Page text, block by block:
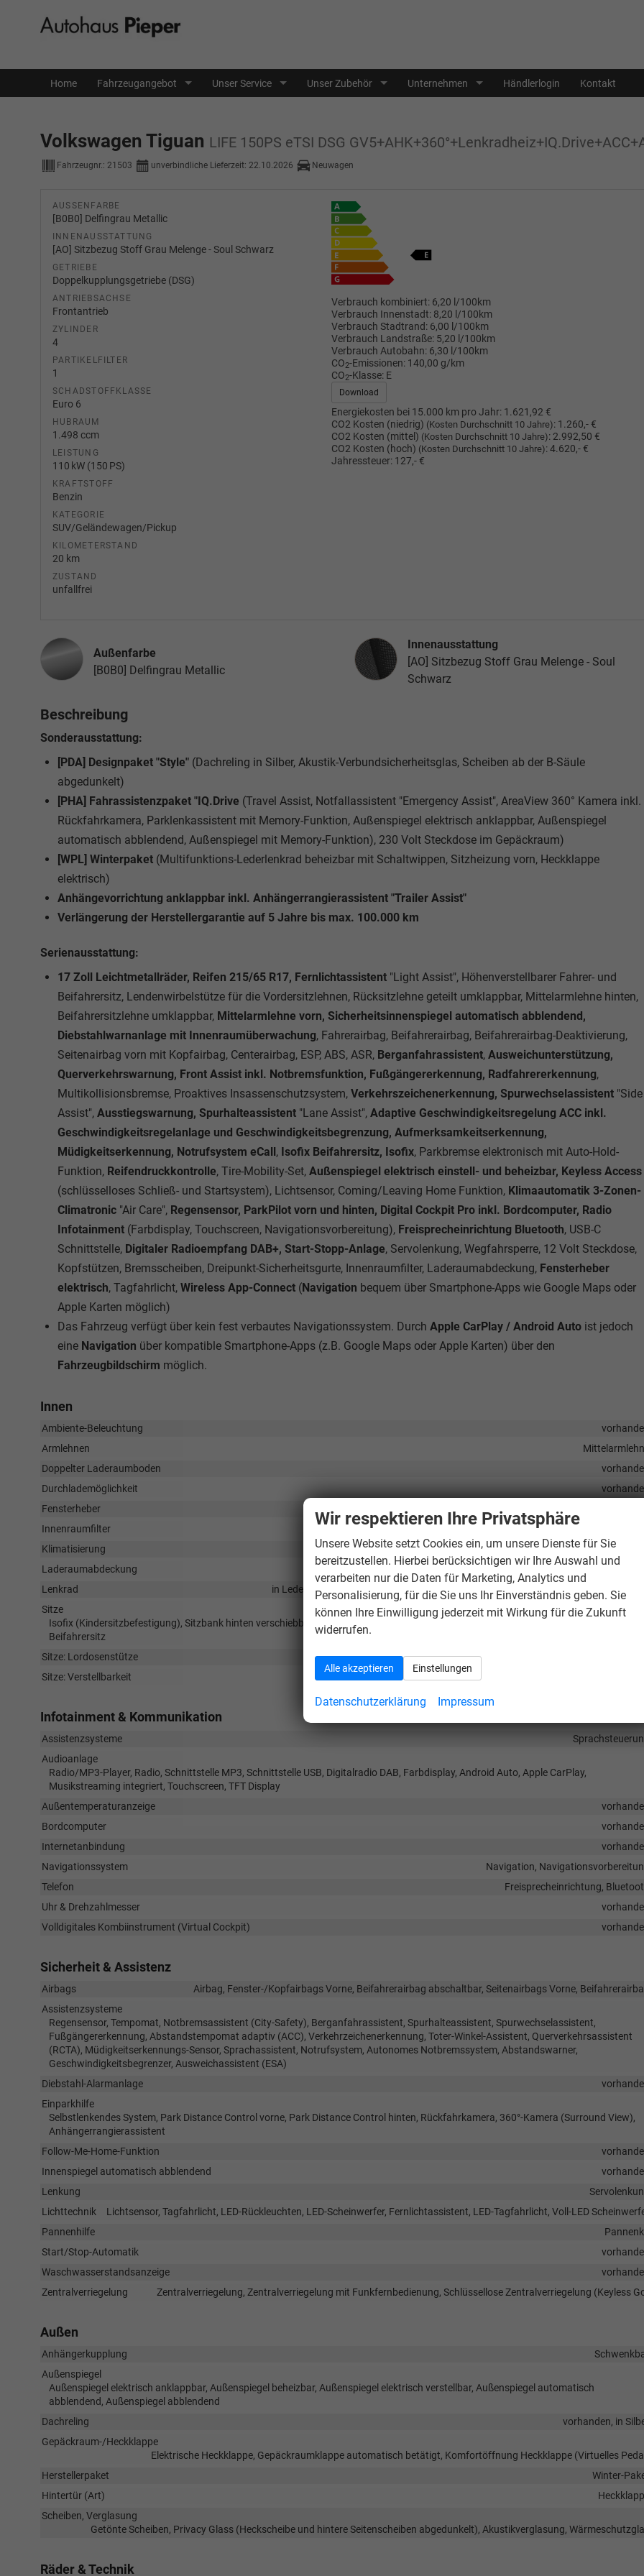
Home Fahrzeugangebot Unser Service Unser Zubehör Unternehmen Händlerlogin Kontakt
Volkswagen Tiguan LIFE 150PS eTSI DSG
Fahrzeugnr.: 21503 unverbindliche Lieferzeit: 22.10.2026 Neuwagen
AUSSENFARBE
[B0B0] Delfingrau Metallic
INNENAUSSTATTUNG
[AO] Sitzbezug Stoff Grau Melenge - Soul Schwarz
GETRIEBE
Doppelkupplungsgetriebe (DSG)
ANTRIEBSACHSE
Frontantrieb
ZYLINDER
4
PARTIKELFILTER
1
SCHADSTOFFKLASSE
Euro 6
HUBRAUM
1.498 ccm
LEISTUNG
110 kW (150 PS)
KRAFTSTOFF
Benzin
KATEGORIE
SUV/Geländewagen/Pickup
KILOMETERSTAND
20 km
ZUSTAND
unfallfrei
Verbrauch kombiniert: 6,20 l/100km
Verbrauch Innenstadt: 8,20 l/100km
Verbrauch Stadtrand: 6,00 l/100km
Verbrauch Landstraße: 5,20 l/100km
Verbrauch Autobahn: 6,30 l/100km
CO2-Emissionen: 140,00 g/km
CO2-Klasse: E
Download
Energiekosten bei 15.000 km pro Jahr: 1.621,92 €
CO2 Kosten (niedrig) (Kosten Durchschnitt 10 Jahre): 1.260,- €
CO2 Kosten (mittel) (Kosten Durchschnitt 10 Jahre): 2.992,50 €
CO2 Kosten (hoch) (Kosten Durchschnitt 10 Jahre):4.620,- €
Jahressteuer: 127,- €
Außenfarbe
[B0B0] Delfingrau Metallic
InnenausstattungInnenausstattung
[AO] Sitzbezug Stoff Grau Melenge - Soul
Schwarz
Beschreibung
Sonderausstattung:
[PDA] Designpaket "Style" (Dachreling in Silber, Akustik-Verbundsicherheitsglas, Scheiben ab der B-Säule
abgedunkelt)
[PHA] Fahrassistenzpaket "IQ.Drive (Travel Assist, Notfallassistent "Emergency Assist", AreaView 360° Kamera inkl.
Rückfahrkamera, Parklenkassistent mit Memory-Funktion, Außenspiegel elektrisch anklappbar, Außenspiegel
automatisch abblendend, Außenspiegel mit Memory-Funktion), 230 Volt Steckdose im Gepäckraum)
[WPL] Winterpaket (Multifunktions-Lederlenkrad beheizbar mit Schaltwippen, Sitzheizung vorn, Heckklappe
elektrisch)
Anhängevorrichtung anklappbar inkl. Anhängerrangierassistent "Trailer Assist"
Verlängerung der Herstellergarantie auf 5 Jahre bis max. 100.000 km
Serienausstattung:
17 Zoll Leichtmetallräder, Reifen 215/65 R17, Fernlichtassistent "Light Assist", Höhenverstellbarer Fahrer- und
Beifahrersitz, Lendenwirbelstütze für die Vordersitzlehnen, Rücksitzlehne geteilt umklappbar, Mittelarmlehne hinten,
Beifahrersitzlehne umklappbar, Mittelarmlehne vorn, Sicherheitsinnenspiegel automatisch abblendend,
Diebstahlwarnanlage mit Innenraumüberwachung, Fahrerairbag, Beifahrerairbag, Beifahrerairbag-Deaktivierung,
Seitenairbag vorn mit Kopfairbag, Centerairbag, ESP, ABS, ASR, Berganfahrassistent, Ausweichunterstützung,
Querverkehrswarnung, Front Assist inkl. Notbremsfunktion, Fußgängererkennung, Radfahrererkennung,
Multikollisionsbremse, Proaktives Insassenschutzsystem, Verkehrszeichenerkennung, Spurwechselassistent "Side
Assist", Ausstiegswarnung, Spurhalteassistent "Lane Assist", Adaptive Geschwindigkeitsregelung ACC inkl.
Geschwindigkeitsregelanlage und Geschwindigkeitsbegrenzung, Aufmerksamkeitserkennung,
Müdigkeitserkennung, Notrufsystem eCall, Isofix Beifahrersitz, Isofix, Parkbremse elektronisch mit Auto-Hold-
Funktion, Reifendruckkontrolle, Tire-Mobility-Set, Außenspiegel elektrisch einstell- und beheizbar, Keyless Access
(schlüsselloses Schließ- und Startsystem), Lichtsensor, Coming/Leaving Home Funktion, Klimaautomatik 3-Zonen-
Climatronic "Air Care", Regensensor, ParkPilot vorn und hinten, Digital Cockpit Pro inkl. Bordcomputer, Radio
Infotainment (Farbdisplay, Touchscreen, Navigationsvorbereitung), Freisprecheinrichtung Bluetooth, USB-C
Schnittstelle, Digitaler Radioempfang DAB+, Start-Stopp-Anlage, Servolenkung, Wegfahrsperre, 12 Volt Steckdose,
Kopfstützen, Bremsscheiben, Dreipunkt-Sicherheitsgurte, Innenraumfilter, Laderaumabdeckung, Fensterheber
elektrisch, Tagfahrlicht, Wireless App-Connect (Navigation bequem über Smartphone-Apps wie Google Maps oder
Apple Karten möglich)
Das Fahrzeug verfügt über kein fest verbautes Navigationssystem. Durch Apple CarPlay / Android Auto ist jedoch
eine Navigation über kompatible Smartphone-Apps (z.B. Google Maps oder Apple Karten) über den
Fahrzeugbildschirm möglich.
Innen
Ambiente-Beleuchtung
Armlehnen
Doppelter Laderaumboden
Durchlademöglichkeit
Fensterheber
Innenraumfilter
Klimatisierung
Klimaautomatik, Klimaanlage hinten, 3-Zonen-Klimaautomatik
Laderaumabdeckung
Lenkrad
in Leder, höhenverstellbar, mit Multifunktionen, mit Lenkradheizung, mit Schaltwippen
Sitze
Isofix (Kindersitzbefestigung), Sitzbank hinten verschiebbar, Rücksitzbank hinten geteilt, Sitzheizung, Isofix Beifahrersitz, Umklappbarer
Beifahrersitz
Sitze: Lordosenstütze
Sitze: Verstellbarkeit
Höhenverstellbarer Fahrer- und Beifahrersitz
Infotainment & Kommunikation
Assistenzsysteme
Audioanlage
Radio/MP3-Player, Radio, Schnittstelle MP3, Schnittstelle USB, Digitalradio DAB, Farbdisplay, Android Auto, Apple CarPlay,
Musikstreaming integriert, Touchscreen, TFT Display
Außentemperaturanzeige
Bordcomputer
Internetanbindung
Navigationssystem
Navigation,
Telefon
Freisprecheinrichtung,
Uhr & Drehzahlmesser
Volldigitales Kombiinstrument (Virtual Cockpit)
Sicherheit & Assistenz
Airbags
Airbag, Fenster-/Kopfairbags Vorne, Beifahrerairbag abschaltbar, Seitenairbags Vorne,
Assistenzsysteme
Regensensor, Tempomat, Notbremsassistent (City-Safety), Berganfahrassistent, Spurhalteassistent, Spurwechselassistent,
Fußgängererkennung, Abstandstempomat adaptiv (ACC), Verkehrzeichenerkennung, Toter-Winkel-Assistent, Querverkehrsassistent
(RCTA), Müdigkeitserkennungs-Sensor, Sprachassistent, Notrufsystem, Autonomes Notbremssystem, Abstandswarner,
Geschwindigkeitsbegrenzer, Ausweichassistent (ESA)
Diebstahl-Alarmanlage
Einparkhilfe
Selbstlenkendes System, Park Distance Control vorne, Park Distance Control hinten, Rückfahrkamera, 360°-Kamera (Surround View),
Anhängerrangierassistent
Follow-Me-Home-Funktion
Innenspiegel automatisch abblendend
Lenkung
Lichttechnik
Lichtsensor, Tagfahrlicht, LED-Rückleuchten, LED-Scheinwerfer, Fernlichtassistent, LED-Tagfahrlicht, Voll-LED
Pannenhilfe
Start/Stop-Automatik
Waschwasserstandsanzeige
Zentralverriegelung
Zentralverriegelung, Zentralverriegelung mit Funkfernbedienung, Schlüssellose Zentralverriegelung (Keyless
Außen
Anhängerkupplung
Außenspiegel
Außenspiegel elektrisch anklappbar, Außenspiegel beheizbar, Außenspiegel elektrisch verstellbar, Außenspiegel automatisch
abblendend, Außenspiegel abblendend
Dachreling
vorhanden, in
Gepäckraum-/Heckklappe
Elektrische Heckklappe, Gepäckraumklappe automatisch betätigt, Komfortöffnung Heckklappe (Virtuelles
Herstellerpaket
Winter-
Hintertür (Art)
Scheiben, Verglasung
Getönte Scheiben, Privacy Glass (Heckscheibe und hintere Seitenscheiben abgedunkelt), Akustikverglasung,
Räder & Technik
Wir respektieren Ihre Privatsphäre
Unsere Website setzt Cookies ein, um unsere Dienste für Sie
bereitzustellen. Hierbei berücksichtigen wir Ihre Auswahl und
verarbeiten nur die Daten für Marketing, Analytics und
Personalisierung, für die Sie uns Ihr Einverständnis geben. Sie
können Ihre Einwilligung jederzeit mit Wirkung für die Zukunft
widerrufen.
Alle akzeptieren Einstellungen
Datenschutzerklärung Impressum